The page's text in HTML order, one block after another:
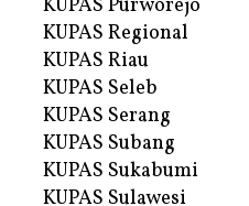
KUPAS Purworejo
KUPAS Regional
KUPAS Riau
KUPAS Seleb
KUPAS Serang
KUPAS Subang
KUPAS Sukabumi
KUPAS Sulawesi